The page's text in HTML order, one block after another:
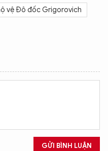
vệ Đô đốc Grigorovich
GỬI BÌNH LUẬN